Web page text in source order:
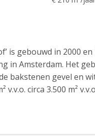
is gebouwd in 2000
in Amsterdam. Het
bakstenen gevel en
v.v.o. circa 3.500 m²
295